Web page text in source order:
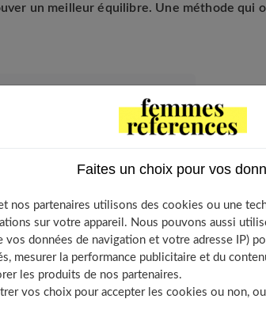
un meilleur équilibre. Une méthode qui
Faire le calme autour de soi
détendre avec le Qi Gong
oui, mais à quelle heure ?
À découvrir aussi
Faites un choix pour vos
nos partenaires utilisons des cookies ou une
sur votre appareil. Nous pouvons aussi
vos données de navigation et votre adresse IP)
mesurer la performance publicitaire et du
les produits de nos partenaires.
vos choix pour accepter les cookies ou non,